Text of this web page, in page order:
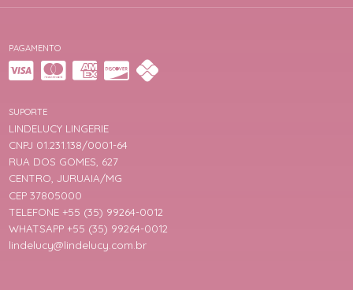
PAGAMENTO
SUPORTE
LINDELUCY LINGERIE
CNPJ 01.231.138/0001-64
RUA DOS GOMES, 627
CENTRO, JURUAIA/MG
CEP 37805000
TELEFONE +55 (35) 99264-0012
WHATSAPP +55 (35) 99264-0012
lindelucy@lindelucy.com.br